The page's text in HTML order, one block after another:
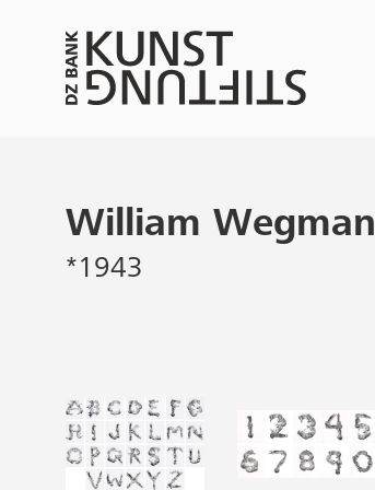
William Wegman
*1943